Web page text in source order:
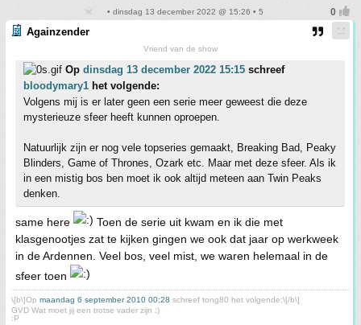
• dinsdag 13 december 2022 @ 15:26 • 5
Againzender
Vriend van de show
Op dinsdag 13 december 2022 15:15 schreef
bloodymary1 het volgende:
Volgens mij is er later geen een serie meer geweest die deze
mysterieuze sfeer heeft kunnen oproepen.
Natuurlijk zijn er nog vele topseries gemaakt, Breaking Bad, Peaky
Blinders, Game of Thrones, Ozark etc. Maar met deze sfeer. Als ik
in een mistig bos ben moet ik ook altijd meteen aan Twin Peaks
denken.
same here
Toen de serie uit kwam en ik die met
klasgenootjes zat te kijken gingen we ook dat jaar op werkweek
in de Ardennen. Veel bos, veel mist, we waren helemaal in de
sfeer toen
\[b\]Op maandag 6 september 2010 00:28 schreef tong80 het volgende:\[/b\]
GVD Wat moet jij een trotse vader zijn :)
:P